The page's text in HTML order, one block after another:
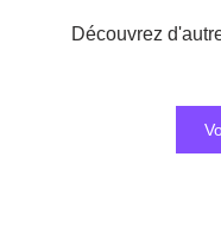
Découvrez